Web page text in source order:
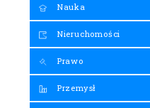
Nauka
Nieruchomości
Prawo
Przemysł